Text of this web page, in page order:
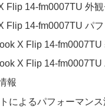
Flip 14-fm0007TU 外
Flip 14-fm0007TU パ
X Flip 14-fm0007TU
X Flip 14-
報
によるパフォーマンス